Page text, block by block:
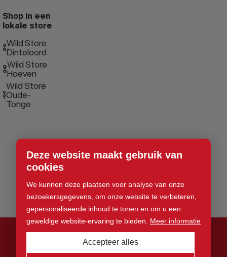
Deze website maakt gebruik van
cookies
We kunnen deze plaatsen voor analyse van onze
bezoekersgegevens, om onze website te verbeteren,
gepersonaliseerde inhoud te tonen en om u een
geweldige website-ervaring te bieden. Meer informatie
Accepteer alles
Shop in een
lokale store
Wild Store
Dinteloord
Wild Store
Hoeven
Wild Store
Oude-
Tonge
© 2026 Wild Store. Alle rechten voorbehouden